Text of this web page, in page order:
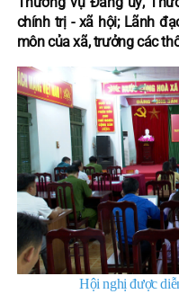
chính trị - xã hội; Lãnh
môn của xã, trưởng các
Hội nghị được